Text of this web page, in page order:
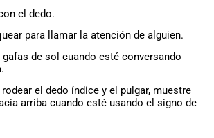
el dedo.
para llamar la atención de alguien.
de sol cuando esté conversando
rodear el dedo índice y el pulgar, muestre
arriba cuando esté usando el signo de